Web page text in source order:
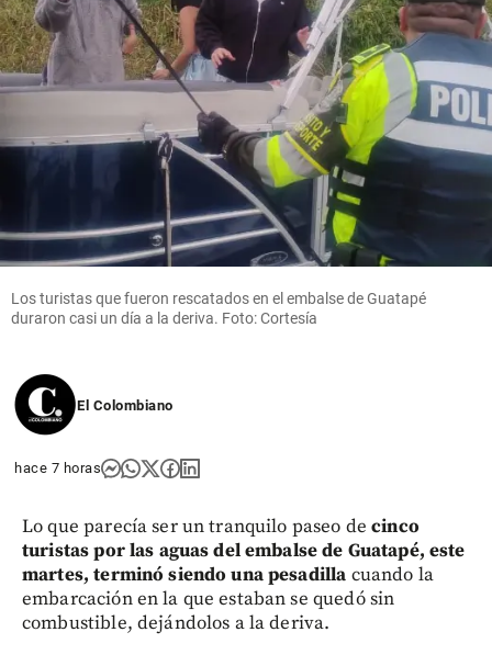
Los turistas que fueron rescatados en el embalse de Guatapé
duraron casi un día a la deriva. Foto: Cortesía
El Colombiano
hace 7 horas
Lo que parecía ser un tranquilo paseo decinco
turistas por las aguas del embalse de Guatapé, este
martes, terminó siendo una pesadilla cuando la
embarcación en la que estaban se quedó sin
combustible, dejándolos a la deriva.